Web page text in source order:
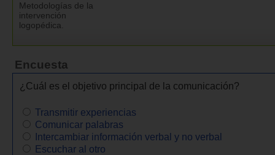
Metodologías de la
intervención
logopédica.
Encuesta
¿Cuál es el objetivo principal de la comunicación?
Transmitir experiencias
Comunicar palabras
Intercambiar información verbal y no verbal
Escuchar al otro